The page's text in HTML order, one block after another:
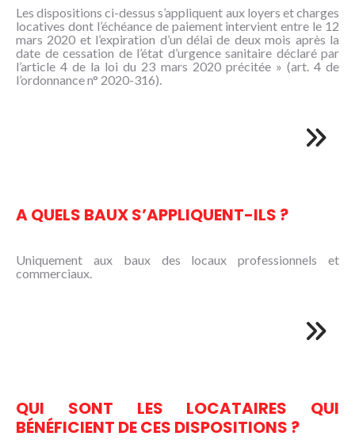
Les dispositions ci-dessus s’appliquent aux loyers et charges
locatives dont l’échéance de paiement intervient entre le 12
mars 2020 et l’expiration d’un délai de deux mois après la
date de cessation de l’état d’urgence sanitaire déclaré par
l’article 4 de la loi du 23 mars 2020 précitée » (art. 4 de
l’ordonnance n° 2020-316).
A QUELS BAUX S’APPLIQUENT-ILS ?
Uniquement aux baux des locaux professionnels et
commerciaux.
QUI SONT LES LOCATAIRES QUI
BÉNÉFICIENT DE CES DISPOSITIONS ?